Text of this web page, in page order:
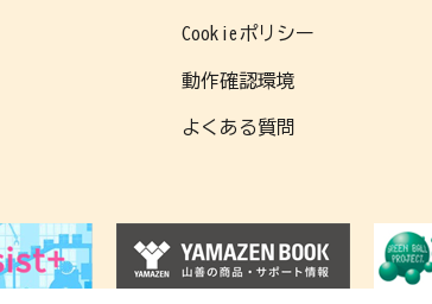
Cookieポリシー
動作確認環境
よくある質問